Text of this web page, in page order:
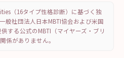
（16タイプ性格診断）に基づく独
般社団法人日本MBTI協会および米国
する公式のMBTI（マイヤーズ・ブリ
係がありません。